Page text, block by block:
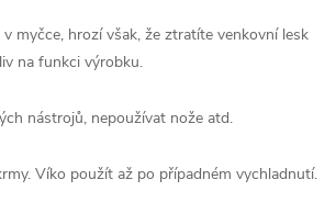
myčce, hrozí však, že ztratíte venkovní lesk
na funkci výrobku.
nástrojů, nepoužívat nože atd.
Víko použít až po případném vychladnutí.